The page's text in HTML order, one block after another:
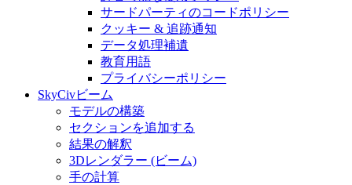
サードパーティのコードポリシー
クッキー & 追跡通知
データ処理補遺
教育用語
プライバシーポリシー
SkyCivビーム
モデルの構築
セクションを追加する
結果の解釈
3Dレンダラー (ビーム)
手の計算